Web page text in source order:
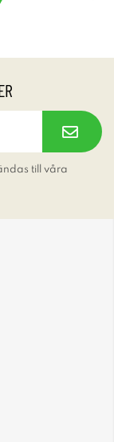
till våra